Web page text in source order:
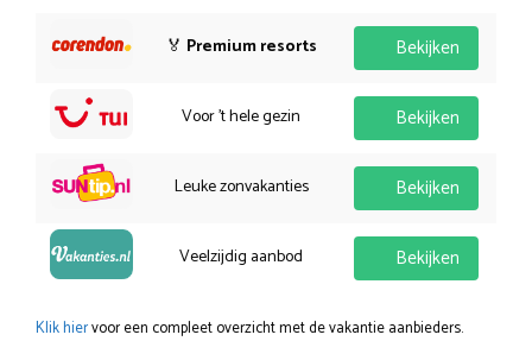
🏅 Premium resorts Bekijken
Voor 't hele gezin Bekijken
Leuke zonvakanties Bekijken
Veelzijdig aanbod Bekijken
Klik hiervoor een compleet overzicht met de vakantie aanbieders.